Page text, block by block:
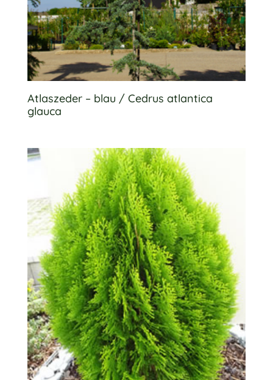
Atlaszeder – blau / Cedrus atlantica
glauca